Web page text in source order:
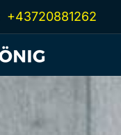
+43720881262